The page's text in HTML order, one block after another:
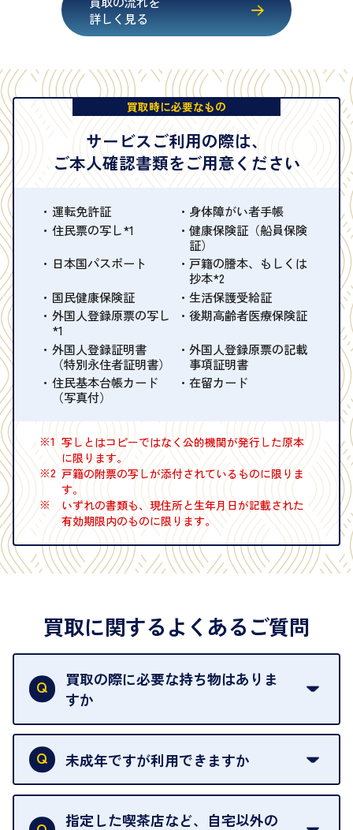
詳しく見る
買取時に必要なもの
サービスご利用の際は、
ご本人確認書類をご用意ください
運転免許証
身体障がい者手帳
住民票の写し*1
健康保険証（船員保険
証）
日本国パスポート
戸籍の謄本、もしくは
抄本*2
国民健康保険証
生活保護受給証
外国人登録原票の写し
*1
後期高齢者医療保険証
外国人登録証明書
（特別永住者証明書）
外国人登録原票の記載
事項証明書
住民基本台帳カード
（写真付）
在留カード
※1 写しとはコピーではなく公的機関が発行した原本
に限ります。
※2 戸籍の附票の写しが添付されているものに限りま
す。
※
いずれの書類も、現住所と生年月日が記載された
有効期限内のものに限ります。
買取に関するよくあるご質問
買取の際に必要な持ち物はありま
すか
本人確認書類をご用意ください。ご利用になれる書
類はこちらをご確認ください。
未成年ですが利用できますか
18歳未満の方は、保護者の同意があってもご利用い
ただけません。
指定した喫茶店など、自宅以外の